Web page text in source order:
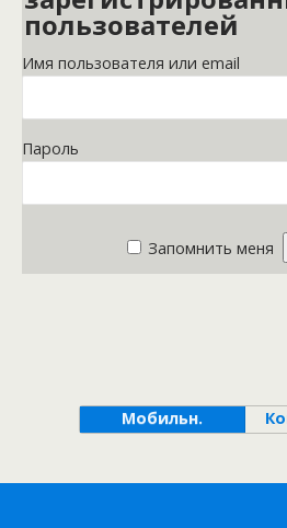
пользователей
Имя пользователя или email
Пароль
Запомнить меня
Мобильн.